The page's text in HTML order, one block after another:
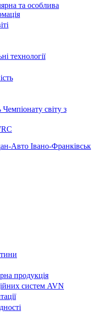
та особлива
технології
світу з
продукція
систем AVN